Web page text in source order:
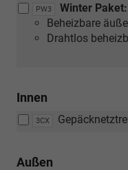
PW3
Winter Paket:
Beheizbare
Drahtlos
Innen
3CX
Außen